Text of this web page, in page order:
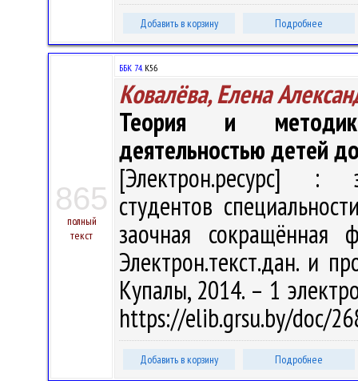
Добавить в корзину Подробнее
865
полный
текст
ББК 74.К56
Ковалёва, Елена
Теория и
деятельностью детей
[Электрон.ресурс] :
студентов
заочная
Электрон.текст.дан. и
Купалы, 2014. – 1
https://elib.grsu.by/doc/
Добавить в корзину Подробнее